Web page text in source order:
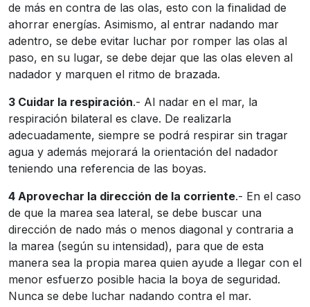
de más en contra de las olas, esto con la finalidad de
ahorrar energías. Asimismo, al entrar nadando mar
adentro, se debe evitar luchar por romper las olas al
paso, en su lugar, se debe dejar que las olas eleven al
nadador y marquen el ritmo de brazada.
3 Cuidar la respiración.- Al nadar en el mar, la
respiración bilateral es clave. De realizarla
adecuadamente, siempre se podrá respirar sin tragar
agua y además mejorará la orientación del nadador
teniendo una referencia de las boyas.
4 Aprovechar la dirección de la corriente.- En el caso
de que la marea sea lateral, se debe buscar una
dirección de nado más o menos diagonal y contraria a
la marea (según su intensidad), para que de esta
manera sea la propia marea quien ayude a llegar con el
menor esfuerzo posible hacia la boya de seguridad.
Nunca se debe luchar nadando contra el mar.